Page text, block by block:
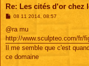
Re: Les cités d'or chez
M
s
a
g
e
08 11 2014, 08:57
@ra mu
http://www.sculpteo.com/fr/
Il me semble que c'est
ce domaine